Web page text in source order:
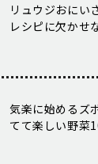
リュウジおにい
レシピに欠かせ
気楽に始めるズ
てて楽しい野菜